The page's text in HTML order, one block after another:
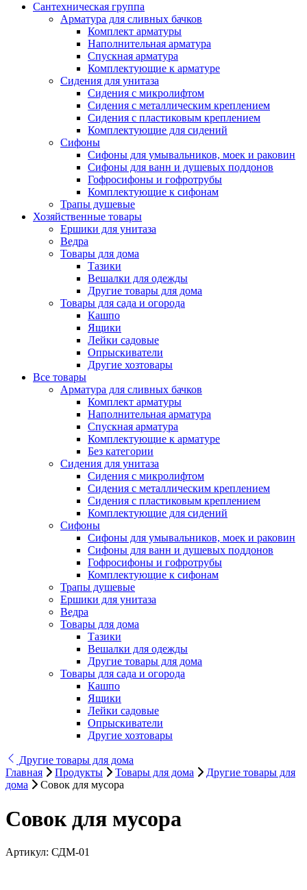
Сантехническая группа
Арматура для сливных бачков
Комплект арматуры
Наполнительная арматура
Спускная арматура
Комплектующие к арматуре
Сидения для унитаза
Сидения с микролифтом
Сидения с металлическим креплением
Сидения с пластиковым креплением
Комплектующие для сидений
Сифоны
Сифоны для умывальников, моек и раковин
Сифоны для ванн и душевых поддонов
Гофросифоны и гофротрубы
Комплектующие к сифонам
Трапы душевые
Хозяйственные товары
Ершики для унитаза
Ведра
Товары для дома
Тазики
Вешалки для одежды
Другие товары для дома
Товары для сада и огорода
Кашпо
Ящики
Лейки садовые
Опрыскиватели
Другие хозтовары
Все товары
Арматура для сливных бачков
Комплект арматуры
Наполнительная арматура
Спускная арматура
Комплектующие к арматуре
Без категории
Сидения для унитаза
Сидения с микролифтом
Сидения с металлическим креплением
Сидения с пластиковым креплением
Комплектующие для сидений
Сифоны
Сифоны для умывальников, моек и раковин
Сифоны для ванн и душевых поддонов
Гофросифоны и гофротрубы
Комплектующие к сифонам
Трапы душевые
Ершики для унитаза
Ведра
Товары для дома
Тазики
Вешалки для одежды
Другие товары для дома
Товары для сада и огорода
Кашпо
Ящики
Лейки садовые
Опрыскиватели
Другие хозтовары
Другие товары для дома
Главная
Продукты Товары для дома
Другие товары для
дома
Совок для мусора
Совок для мусора
Артикул: СДМ-01